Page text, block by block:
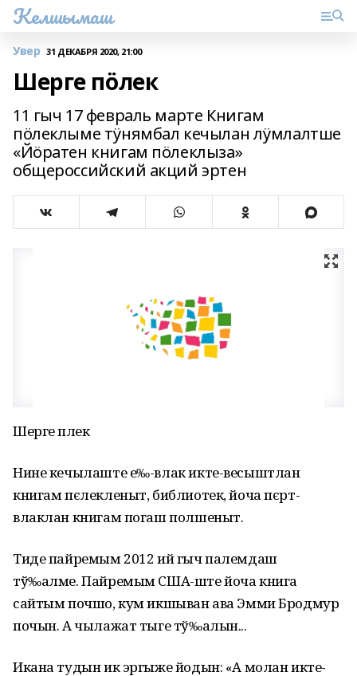
Келшымаш
Увер 31 ДЕКАБРЯ 2020, 21:00
Шерге пӧлек
11 гыч 17 февраль марте Книгам
пӧлеклыме тӱнямбал кечылан лӱмлалтше
«Йӧратен книгам пӧлеклыза»
общероссийский акций эртен
Шерге пӧлек
Нине кечылаште е‰-влак икте-весыштлан
книгам пєлекленыт, библиотек, йоча пєрт-
влаклан книгам погаш полшеныт.
Тиде пайремым 2012 ий гыч палемдаш
тў‰алме. Пайремым США-ште йоча книга
сайтым почшо, кум икшыван ава Эмми Бродмур
почын. А чылажат тыге тў‰алын...
Икана тудын ик эргыже йодын: «А молан икте-